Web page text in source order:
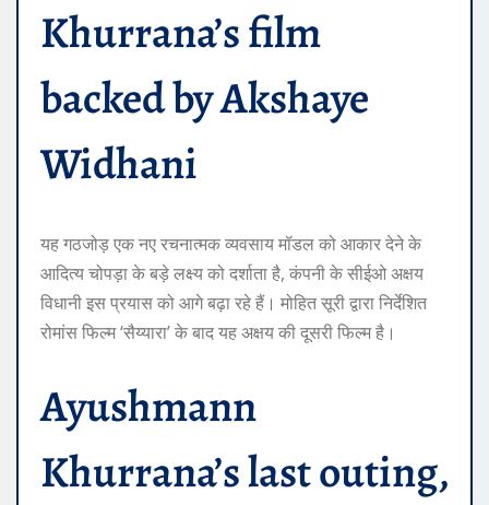
Khurrana’s film
backed byAkshaye
Widhani
यह गठजोड़ एक नए रचनात्मक व्यवसाय मॉडल को आकार देने के
आदित्य चोपड़ा के बड़े लक्ष्य को दर्शाता है, कंपनी के सीईओ अक्षय
विधानी इस प्रयास को आगे बढ़ा रहे हैं। मोहित सूरी द्वारा निर्देशित
रोमांस फिल्म ‘सैय्यारा’ के बाद यह अक्षय की दूसरी फिल्म है।
Ayushmann
Khurrana’s last outing,